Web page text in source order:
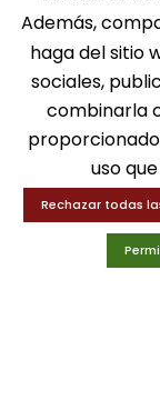
SOLICITA
MENÚ
Balones
Deportes
Educación física
Entrenamiento y
Además,
haga del sitio
sociales,
combinarla
uso
Rechazar todas